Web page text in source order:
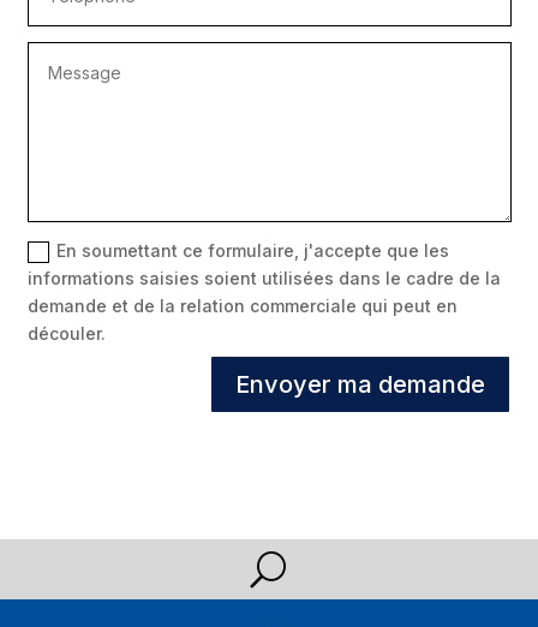
En soumettant ce formulaire, j'accepte que les
informations saisies soient utilisées dans le cadre de la
demande et de la relation commerciale qui peut en
découler.
Envoyer ma demande
U